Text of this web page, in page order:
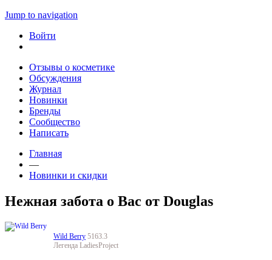
Jump to navigation
Войти
Отзывы о косметике
Обсуждения
Журнал
Новинки
Бренды
Сообщество
Написать
Главная
—
Новинки и скидки
Нежная забота о Вас от Douglas
Wild Berry 5163.3
Легенда LadiesProject